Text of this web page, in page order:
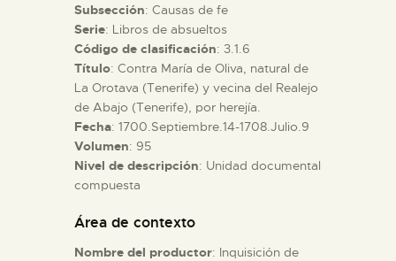
ACTIVIDADES
█
EL MUSEO
COLECCIONES
Subsección: Causas de fe
Serie: Libros de absueltos
Código de clasificación: 3.1.6
Título: Contra María de Oliva, natural de
La Orotava (Tenerife) y vecina del Realejo
de Abajo (Tenerife), por herejía.
Fecha: 1700.Septiembre.14-1708.Julio.9
Volumen: 95
Nivel de descripción: Unidad documental
compuesta
Área de contexto
Nombre del productor: Inquisición de